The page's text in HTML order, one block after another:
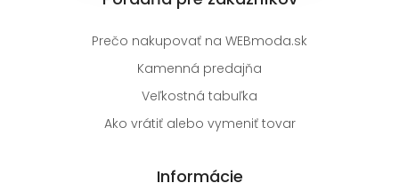
Prečo nakupovať na WEBmoda.sk
Kamenná predajňa
Veľkostná tabuľka
Ako vrátiť alebo vymeniť tovar
Informácie